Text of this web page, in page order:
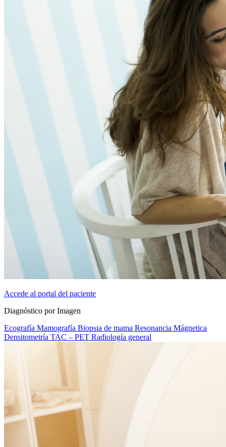
Accede al portal del paciente
Diagnóstico por Imagen
Ecografía Mamografía Biopsia de mama Resonancia Mágnetica
Densitometría TAC – PET Radiología general